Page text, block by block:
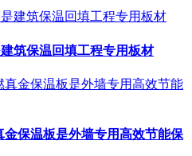
筑保温回填工程专用板材
金保温板是外墙专用高效节能保